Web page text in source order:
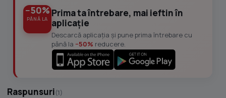
−50%
PÂNĂ LA
Prima ta întrebare, mai ieftin în
aplicație
Descarcă aplicația și pune prima întrebare cu
până la −50% reducere.
Raspunsuri(1)